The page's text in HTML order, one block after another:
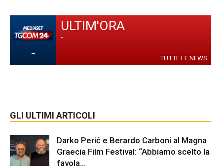
-
ULTIM'ORA
-
TUTTE LE NEWS
GLI ULTIMI ARTICOLI
Darko Perić e Berardo Carboni al Magna
Graecia Film Festival: “Abbiamo scelto la
favola...